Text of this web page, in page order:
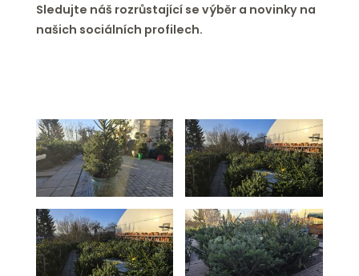
Sledujte náš rozrůstající se výběr a novinky na
našich sociálních profilech.